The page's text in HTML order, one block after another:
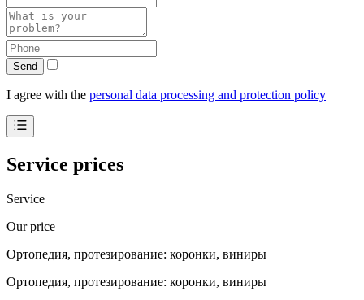
Send
I agree with the personal data processing and protection policy
Service prices
Service
Our price
Ортопедия, протезирование: коронки, виниры
Ортопедия, протезирование: коронки, виниры